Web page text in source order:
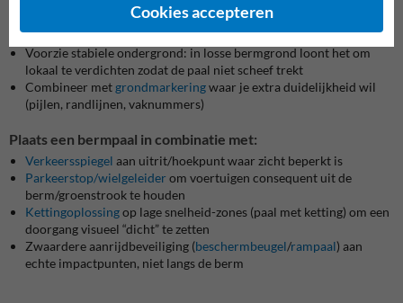
Plaats net buiten de bandensporen, zodat je niet voortdurend
tikken krijgt door manoeuvres
Voorzie stabiele ondergrond: in losse bermgrond loont het om
lokaal te verdichten zodat de paal niet scheef trekt
Combineer met grondmarkeringwaar je extra duidelijkheid wil
(pijlen, randlijnen, vaknummers)
Plaats een bermpaal in combinatie met:
Verkeersspiegel aan uitrit/hoekpunt waar zicht beperkt is
Parkeerstop/wielgeleider om voertuigen consequent uit de
berm/groenstrook te houden
Kettingoplossingop lage snelheid-zones (paal met ketting) om een
doorgang visueel “dicht” te zetten
Zwaardere aanrijdbeveiliging (beschermbeugel/rampaal) aan
echte impactpunten, niet langs de berm
Cookies accepteren